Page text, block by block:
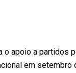
o apoio a partidos
em